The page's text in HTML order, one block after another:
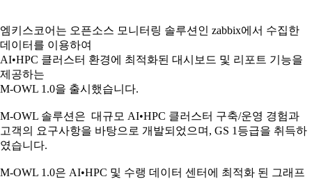
엠키스코어는 오픈소스 모니터링 솔루션인 zabbix에서 수집한
데이터를 이용하여
AI•HPC 클러스터 환경에 최적화된 대시보드 및 리포트 기능을
제공하는
M-OWL 1.0을 출시했습니다.
M-OWL 솔루션은 대규모 AI•HPC 클러스터 구축/운영 경험과
고객의 요구사항을 바탕으로 개발되었으며, GS 1등급을 취득하
였습니다.
M-OWL 1.0은 AI•HPC 및 수랭 데이터 센터에 최적화 된 그래프